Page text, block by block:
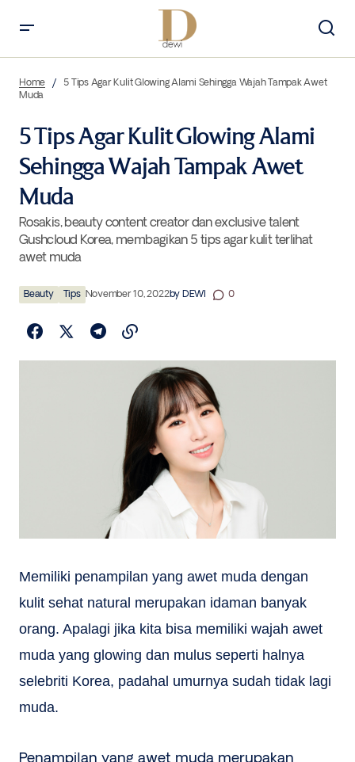
Home
5 Tips Agar Kulit Glowing Alami Sehingga Wajah Tampak Awet
Muda
5 Tips Agar Kulit Glowing Alami
Sehingga Wajah Tampak Awet
Muda
Rosakis, beauty content creator dan exclusive talent
Gushcloud Korea, membagikan 5 tips agar kulit terlihat
awet muda
Beauty Tips November 10, 2022by DEWI 0
Memiliki penampilan yang awet muda dengan
kulit sehat natural merupakan idaman banyak
orang. Apalagi jika kita bisa memiliki wajah awet
muda yang glowing dan mulus seperti halnya
selebriti Korea, padahal umurnya sudah tidak lagi
muda.